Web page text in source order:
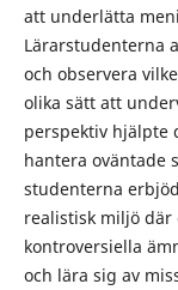
att underlätta
Lärarstudenterna
och observera
olika sätt att
perspektiv hjälpte
hantera oväntade
studenterna
realistisk miljö
kontroversiella
och lära sig av